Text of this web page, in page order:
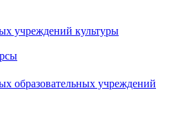
учреждений культуры
образовательных учреждений